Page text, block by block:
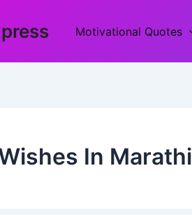
Motivational Quotes
In Marathi